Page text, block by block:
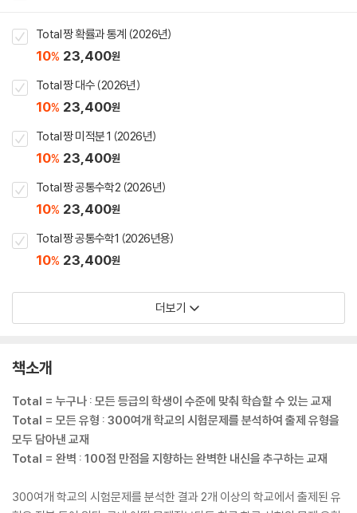
Total 짱 확률과 통계 (2026년)
10% 23,400원
Total 짱 대수 (2026년)
10% 23,400원
Total 짱 미적분 1 (2026년)
10% 23,400원
Total 짱 공통수학2 (2026년)
10% 23,400원
Total 짱 공통수학1 (2026년용)
10% 23,400원
더보기
책소개
Total = 누구나 : 모든 등급의 학생이 수준에 맞춰 학습할 수 있는 교재
Total = 모든 유형 : 300여개 학교의 시험문제를 분석하여 출제 유형을
모두 담아낸 교재
Total = 완벽 : 100점 만점을 지향하는 완벽한 내신을 추구하는 교재
300여개 학교의 시험문제를 분석한 결과 2개 이상의 학교에서 출제된 유